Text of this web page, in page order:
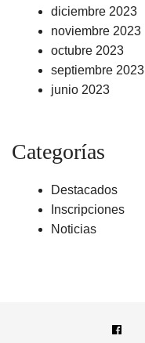
diciembre 2023
noviembre 2023
octubre 2023
septiembre 2023
junio 2023
Categorías
Destacados
Inscripciones
Noticias